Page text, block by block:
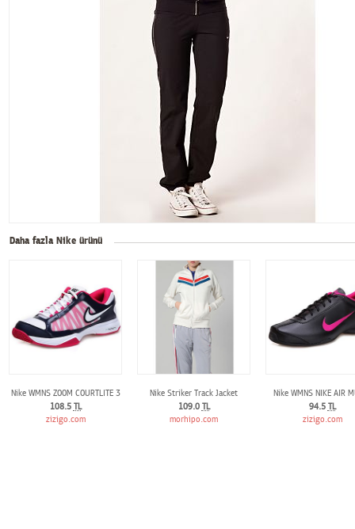
Daha fazla Nike ürünü
Nike WMNS ZOOM COURTLITE 3
108.5 TL
zizigo.com
Nike Striker Track Jacket
109.0 TL
morhipo.com
Nike WMNS NIKE AIR
94.5 TL
zizigo.com